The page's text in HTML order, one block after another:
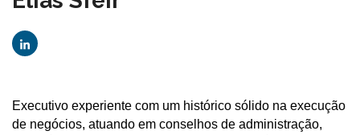
Executivo experiente com um histórico sólido na execução
de negócios, atuando em conselhos de administração,